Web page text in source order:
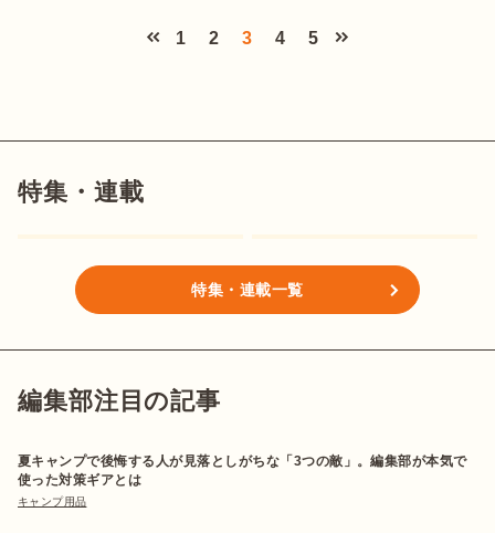
1 2 3 4 5
特集・連載
特集・連載一覧
編集部注目の記事
夏キャンプで後悔する人が見落としがちな「3つの敵」。編集部が本気で
使った対策ギアとは
キャンプ用品